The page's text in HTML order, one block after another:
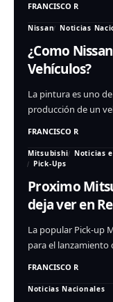
FRANCISCO R
Nissan Noticias
¿Como
Vehículos?
La pintura es uno
producción de un
FRANCISCO R
Mitsubishi Noticias
Pick-Ups
Proximo
deja ver en
La popular Pick-up
para el
FRANCISCO R
Noticias Nacionales